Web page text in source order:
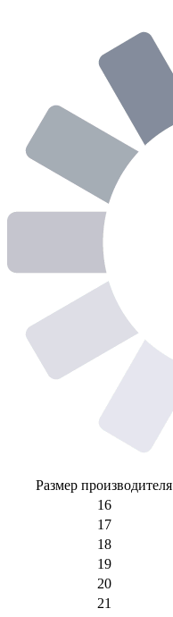
Размер производителя
16
17
18
19
20
21